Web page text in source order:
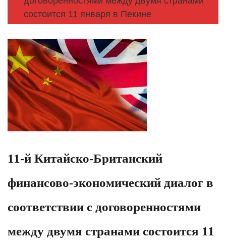
состоится 11 января в Пекине
11-й Китайско-Британский
финансово-экономический диалог в
соответствии с договоренностями
между двумя странами состоится 11